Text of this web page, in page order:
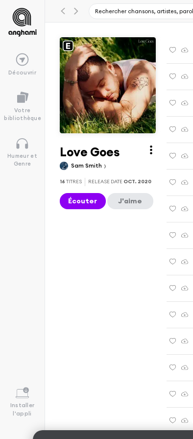
Découvrir
Votre
bibliothèque
Humeur et
Genre
Installer
l'appli
Love Goes
Sam Smith
16TITRES RELEASE DATE OCT. 2020
Écouter J'aime